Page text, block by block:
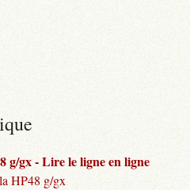
g/gx - Lire le ligne en ligne
HP48 g/gx